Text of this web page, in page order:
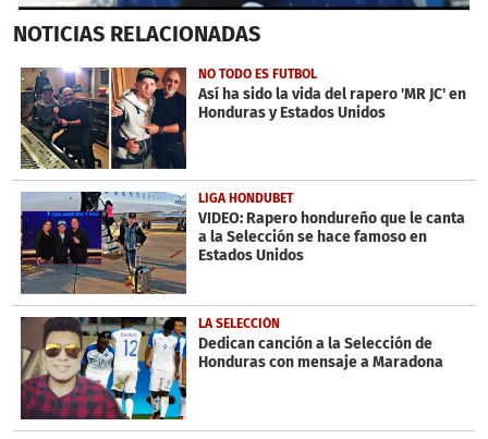
seconds
2
minutes,
8
seconds
NOTICIAS RELACIONADAS
NO TODO ES FUTBOL
Así ha sido la vida del rapero 'MR JC' en
Honduras y Estados Unidos
LIGA HONDUBET
VIDEO: Rapero hondureño que le canta
a la Selección se hace famoso en
Estados Unidos
LA SELECCIÓN
Dedican canción a la Selección de
Honduras con mensaje a Maradona